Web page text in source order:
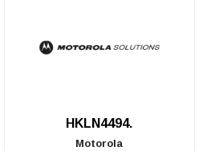
HKLN4494.
Motorola